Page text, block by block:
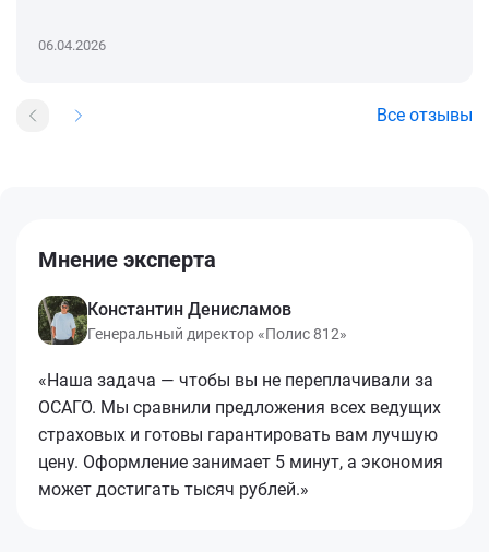
06.04.2026
Все отзывы
Мнение эксперта
Константин Денисламов
Генеральный директор «Полис 812»
«Наша задача — чтобы вы не переплачивали за
ОСАГО. Мы сравнили предложения всех ведущих
страховых и готовы гарантировать вам лучшую
цену. Оформление занимает 5 минут, а экономия
может достигать тысяч рублей.»